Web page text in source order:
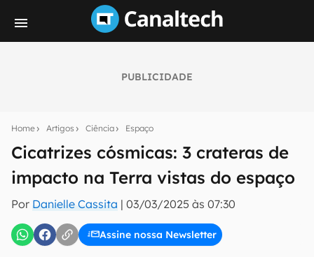
PUBLICIDADE
Home Artigos Ciência Espaço
Cicatrizes cósmicas: 3 crateras de
impacto na Terra vistas do espaço
Por Danielle Cassita | 03/03/2025 às 07:30
Assine nossa Newsletter
notícias e reviews sobre tecnologia em primeira
mão.
E-mail
inscreva-se